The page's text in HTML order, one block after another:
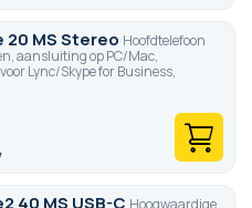
20 MS Stereo Hoofdtelefoon
aansluiting op PC/Mac,
Lync/Skype for Business,
40 MS USB-C Hoogwaardige